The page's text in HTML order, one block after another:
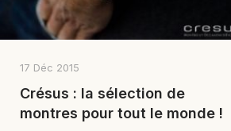
17 Déc 2015
Crésus : la sélection de
montres pour tout le monde !